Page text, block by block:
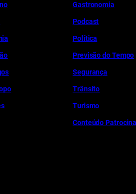
Gastronomia
Podcast
Política
Previsão do Tempo
Segurança
Trânsito
Turismo
Conteúdo